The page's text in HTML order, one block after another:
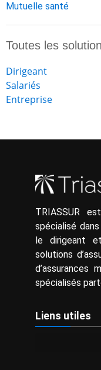
Mutuelle santé
Toutes les
Dirigeant
Salariés
Entreprise
TRIASSUR
spécialisé
le dirigeant
solutions
d’assurances
spécialisés
Liens utiles